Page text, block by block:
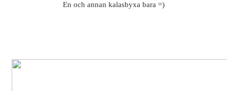
En och annan kalasbyxa bara =)